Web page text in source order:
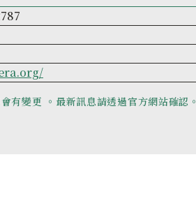
有變更 。最新訊息請透過官方網站確認。